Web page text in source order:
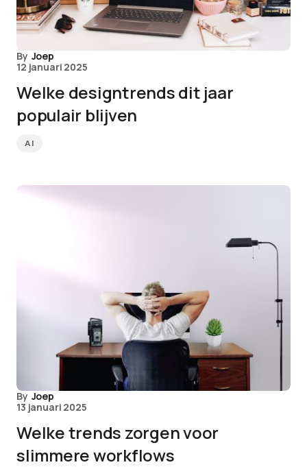
By Joep
12 januari 2025
Welke designtrends dit jaar
populair blijven
AI
By Joep
13 januari 2025
Welke trends zorgen voor
slimmere workflows